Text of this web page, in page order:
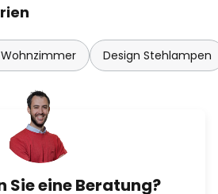
Design Stehlampen
Sie eine Beratung?